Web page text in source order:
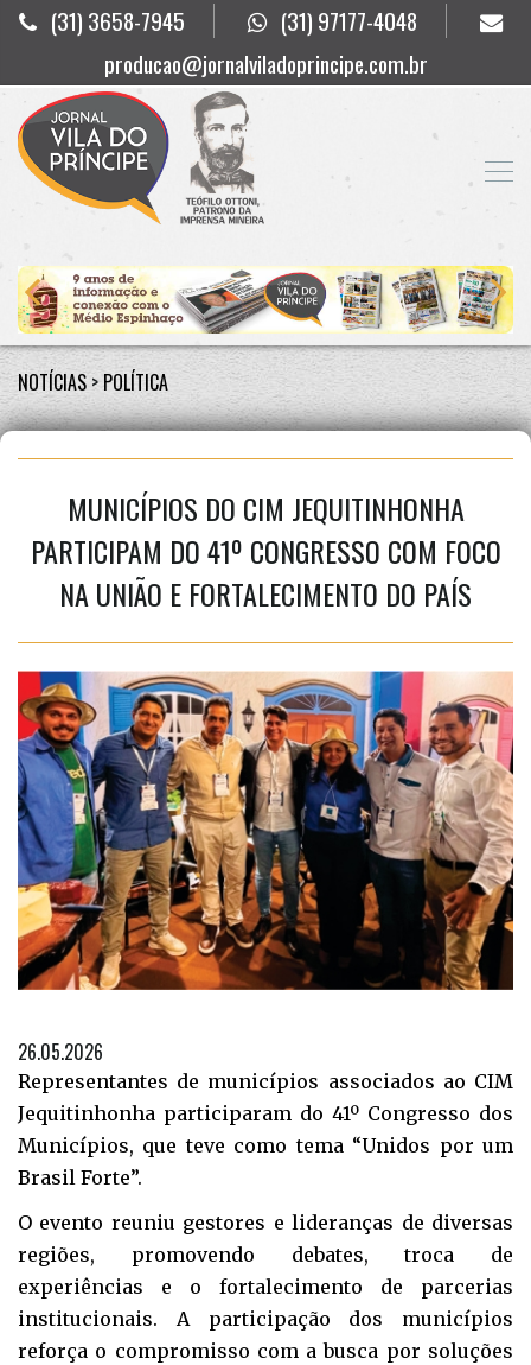
(31) 3658-7945
(31) 97177-4048
producao@jornalviladoprincipe.com.br
NOTÍCIAS > POLÍTICA
MUNICÍPIOS DO CIM JEQUITINHONHA
PARTICIPAM DO 41º CONGRESSO COM FOCO
NA UNIÃO E FORTALECIMENTO DO PAÍS
26.05.2026
Representantes de municípios associados ao CIM
Jequitinhonha participaram do 41º Congresso dos
Municípios, que teve como tema “Unidos por um
Brasil Forte”.
O evento reuniu gestores e lideranças de diversas
regiões, promovendo debates, troca de
experiências e o fortalecimento de parcerias
institucionais. A participação dos municípios
reforça o compromisso com a busca por soluções